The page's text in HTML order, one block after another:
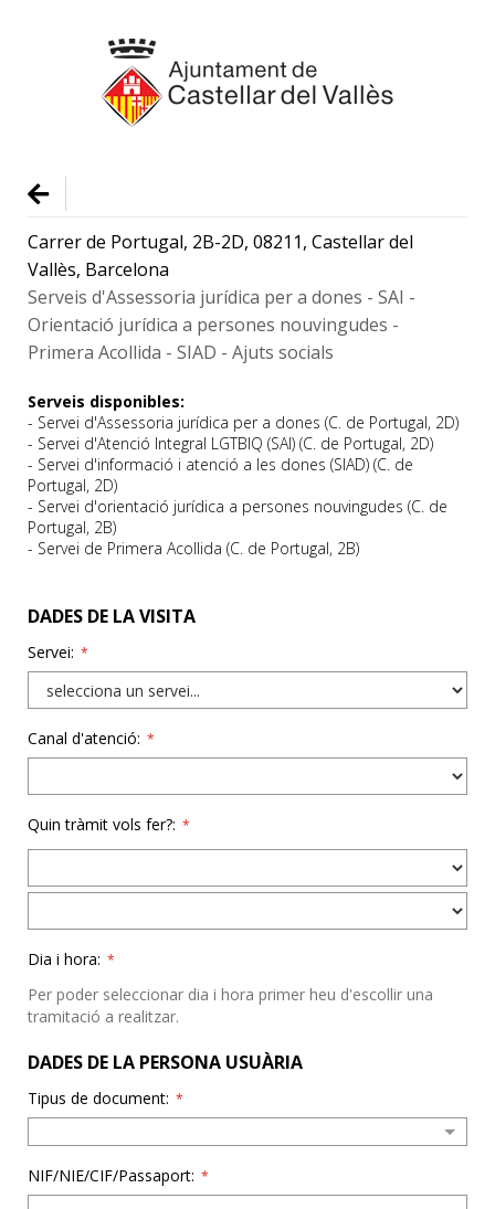
Carrer de Portugal, 2B-2D, 08211, Castellar del
Vallès, Barcelona
Serveis d'Assessoria jurídica per a dones - SAI -
Orientació jurídica a persones nouvingudes -
Primera Acollida - SIAD - Ajuts socials
Serveis disponibles:
- Servei d'Assessoria jurídica per a dones (C. de Portugal, 2D)
- Servei d'Atenció Integral LGTBIQ (SAI) (C. de Portugal, 2D)
- Servei d'informació i atenció a les dones (SIAD) (C. de
Portugal, 2D)
- Servei d'orientació jurídica a persones nouvingudes (C. de
Portugal, 2B)
- Servei de Primera Acollida (C. de Portugal, 2B)
DADES DE LA VISITA
Servei: *
Canal d'atenció: *
Quin tràmit vols fer?: *
Dia i hora: *
Per poder seleccionar dia i hora primer heu d'escollir una
tramitació a realitzar.
DADES DE LA PERSONA USUÀRIA
Tipus de document: *
NIF/NIE/CIF/Passaport: *